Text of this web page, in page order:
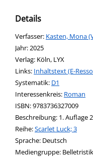
Details
Verfasser: Suche nach
Kasten, Mona
Jahr:2025
Verlag: Köln, LYX
opens in new tab
Links: Diesen Link in
Inhaltstext (E-
Systematik: Suche nach
D1
Interessenkreis: Suche
Roman
ISBN:9783736327009
Beschreibung: 1. Auflage
Reihe:Scarlet Luck; 3
Suche nach dieser
Sprache: Deutsch
Mediengruppe: Belletristik